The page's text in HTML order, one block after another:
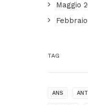
Maggio
Febbraio
TAG
ANS ANT